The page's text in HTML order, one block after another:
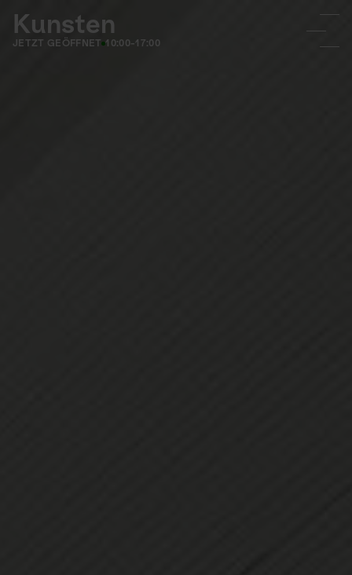
Kunsten
JETZT GEÖFFNET 10:00-17:00